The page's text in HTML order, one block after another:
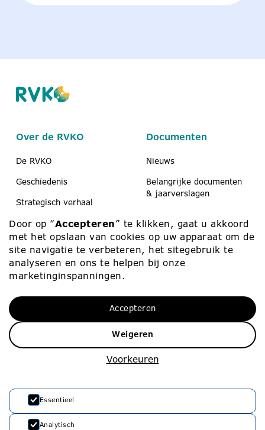
Over de RVKO
De RVKO
Geschiedenis
Strategisch verhaal
Scholen & peuteropvang
Contact
Documenten
Nieuws
Belangrijke documenten
& jaarverslagen
Medezeggenschap
010 – 453 75 00
info@rvko.nl
Adresgegevens
3033 HJ Rotterdam
Door op “Accepteren” te klikken, gaat u akkoord
met het opslaan van cookies op uw apparaat om de
site navigatie te verbeteren, het sitegebruik te
analyseren en ons te helpen bij onze
marketinginspanningen.
Voorkeuren
Weigeren
Accepteren
Essentieel
Analytisch